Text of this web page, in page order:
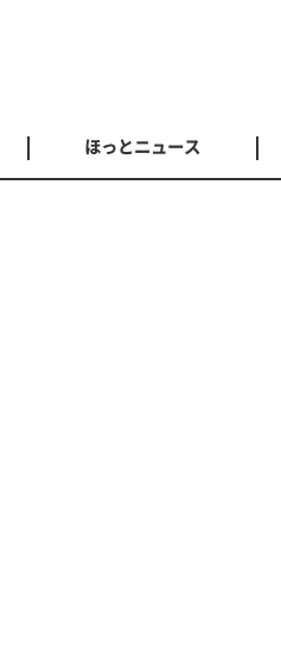
ほっとニュース